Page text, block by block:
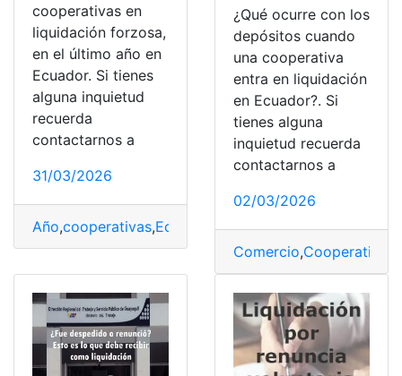
cooperativas en
liquidación forzosa,
en el último año en
Ecuador. Si tienes
alguna inquietud
recuerda
contactarnos a
31/03/2026
Año,cooperativas,Ecuador forzosa,Liquidación
¿Qué ocurre con los
depósitos cuando
una cooperativa
entra en liquidación
en Ecuador?. Si
tienes alguna
inquietud recuerda
contactarnos a
02/03/2026
Comercio,Cooperativa